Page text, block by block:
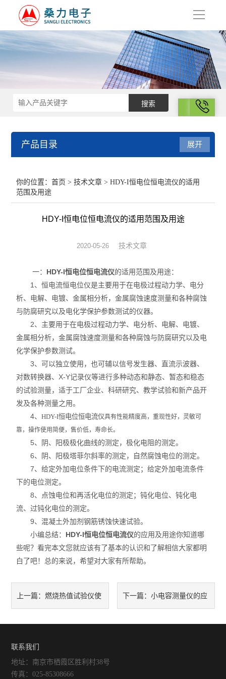
导
拨号
产品目录
电化学
表面性质与胶体化学部分
仪器仪表
光化学
展开
你的位置：首页 >技术文章 > HDY-I恒电位恒电流仪的适用
范围及用途
HDY-I恒电位恒电流仪的适用范围及用途
2020-05-26 技术文章
一： HDY-I恒电位恒电流仪的适用范围及用途：
1、恒电流恒电位仪是主要用于在电极过程动力学、电分
析、电解、电镀、金属相分析，金属腐蚀速度测量和各种腐蚀
与防腐研究以及电化学保护参数测试的仪器。
2、主要用于在电极过程动力学、电分析、电解、电镀、
金属相分析，金属腐蚀速度测量和各种腐蚀与防腐研究以及电
化学保护参数测试。
3、可以独立使用，也可辅以信号发生器、直流示波器、
对数转换器、X-Y记录仪等进行多种动态和静态、暂态和稳态
的试验测量，适于工厂企业、科研研究、教学试验和新产品开
发及各种测量之用。
4、HDY-I恒电位恒电流仪具有性能精度高，重现性好，灵敏可
靠，操作使用简便，售价低，寿命长。
5、阴、阳极极化曲线的测定，极化电阻的测定。
6、阴、阳极塔菲尔斜率的测定，自然腐蚀电位的测定。
7、给定外加电位条件下的电流测定；给定外加电流条件
下的电位测定。
8、点蚀电位和再活化电位的测定；钝化电位、钝化电
流、过钝化电位的测定。
9、混凝土外加剂钢筋锈蚀快速试验。
小编总结： HDY-I恒电位恒电流仪的应用及用途你知道哪
些呢？看完本文您就应该有了基本的认识和了解相信大家都明
白了吧！总的来说，希望对大家有所帮助。
上一篇：燃烧热值试验仪使 下一篇： 小电容测量仪的应
联系我们
地址：南京市栖霞区胜利村38号
传真：025-85308666